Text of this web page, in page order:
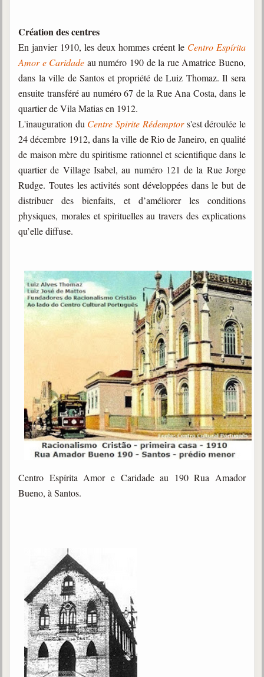
Création des centres
En janvier 1910, les deux hommes créent le Centro Espírita
Amor e Caridade au numéro 190 de la rue Amatrice Bueno,
dans la ville de Santos et propriété de Luiz Thomaz. Il sera
ensuite transféré au numéro 67 de la Rue Ana Costa, dans le
quartier de Vila Matias en 1912.
L'inauguration du Centre Spirite Rédemptors'est déroulée le
24 décembre 1912, dans la ville de Rio de Janeiro, en qualité
de maison mère du spiritisme rationnel et scientifique dans le
quartier de Village Isabel, au numéro 121 de la Rue Jorge
Rudge. Toutes les activités sont développées dans le but de
distribuer des bienfaits, et d’améliorer les conditions
physiques, morales et spirituelles au travers des explications
qu’elle diffuse.
Centro Espírita Amor e Caridade au 190 Rua Amador
Bueno, à Santos.